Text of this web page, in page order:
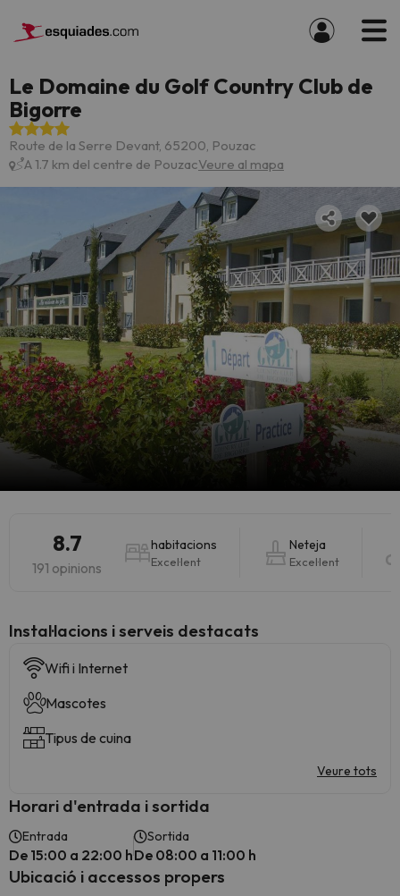
Le Domaine du Golf Country Club de
Bigorre
Route de la Serre Devant, 65200, Pouzac
A 1.7 km del centre de PouzacVeure al mapa
8.7
191 opinions
habitacions
Excel·lent
Neteja
Excel·lent
Instal·lacions i serveis destacats
Wifi i Internet
Mascotes
Tipus de cuina
Veure tots
Horari d'entrada i sortida
Entrada
De 15:00 a 22:00 h
Sortida
De 08:00 a 11:00 h
Ubicació i accessos propers